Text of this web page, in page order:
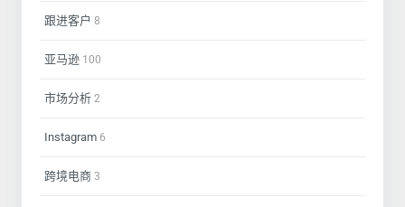
跟进客户 8
亚马逊 100
市场分析 2
Instagram 6
跨境电商 3